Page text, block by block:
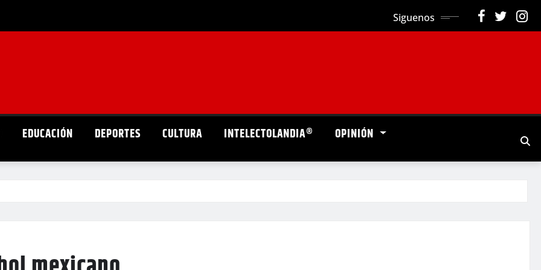
Siguenos
EDUCACIÓN DEPORTES CULTURA INTELECTOLANDIA® OPINIÓN